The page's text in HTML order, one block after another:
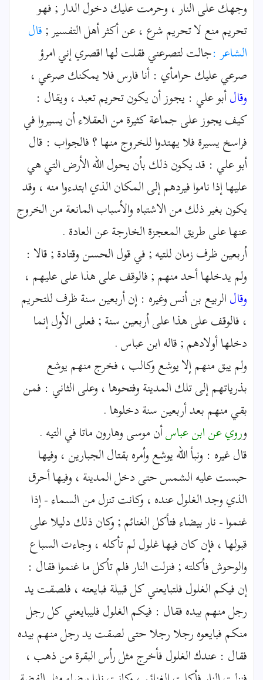
وجهك على النار ، وحرمت عليك دخول الدار ; فهو
تحريم منع لا تحريم شرع ، عن أكثر أهل التفسير ;قال
الشاعر :جالت لتصرعني فقلت لها اقصري إني امرؤ
صرعي عليك حرامأي : أنا فارس فلا يمكنك صرعي ،
وقالأبو علي : يجوز أن يكون تحريم تعبد ، ويقال :
كيف يجوز على جماعة كثيرة من العقلاء أن يسيروا في
فراسخ يسيرة فلا يهتدوا للخروج منها ؟ فالجواب : قال
أبو علي : قد يكون ذلك بأن يحول الله الأرض التي هي
عليها إذا ناموا فيردهم إلى المكان الذي ابتدءوا منه ، وقد
يكون بغير ذلك من الاشتباه والأسباب المانعة من الخروج
عنها على طريق المعجزة الخارجة عن العادة .
أربعين ظرف زمان للتيه ; في قول الحسن وقتادة ; قالا :
ولم يدخلها أحد منهم ; فالوقف على هذا على عليهم ،
وقالالربيع بن أنس وغيره : إن أربعين سنة ظرف للتحريم
، فالوقف على هذا على أربعين سنة ; فعلى الأول إنما
دخلها أولادهم ; قاله ابن عباس .
ولم يبق منهم إلا يوشع وكالب ، فخرج منهم يوشع
بذرياتهم إلى تلك المدينة وفتحوها ، وعلى الثاني : فمن
بقي منهم بعد أربعين سنة دخلوها .
وروي عن ابن عباسأن موسى وهارون ماتا في التيه .
قال غيره : ونبأ الله يوشع وأمره بقتال الجبارين ، وفيها
حبست عليه الشمس حتى دخل المدينة ، وفيها أحرق
الذي وجد الغلول عنده ، وكانت تنزل من السماء - إذا
غنموا - نار بيضاء فتأكل الغنائم ; وكان ذلك دليلا على
قبولها ، فإن كان فيها غلول لم تأكله ، وجاءت السباع
والوحوش فأكلته ; فنزلت النار فلم تأكل ما غنموا فقال :
إن فيكم الغلول فلتبايعني كل قبيلة فبايعته ، فلصقت يد
رجل منهم بيده فقال : فيكم الغلول فليبايعني كل رجل
منكم فبايعوه رجلا رجلا حتى لصقت يد رجل منهم بيده
فقال : عندك الغلول فأخرج مثل رأس البقرة من ذهب ،